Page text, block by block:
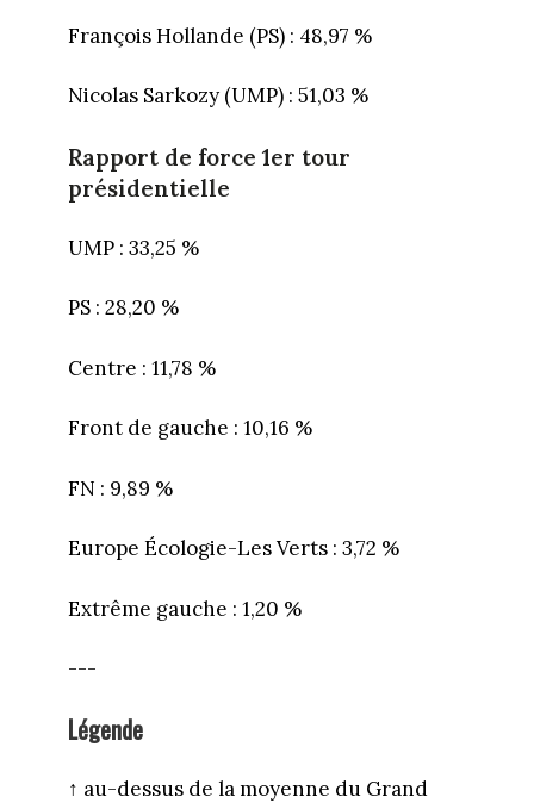
François Hollande (PS) : 48,97 %
Nicolas Sarkozy (UMP) : 51,03 %
Rapport de force 1er tour
présidentielle
UMP : 33,25 %
PS : 28,20 %
Centre : 11,78 %
Front de gauche : 10,16 %
FN : 9,89 %
Europe Écologie-Les Verts : 3,72 %
Extrême gauche : 1,20 %
---
Légende
↑ au-dessus de la moyenne du Grand